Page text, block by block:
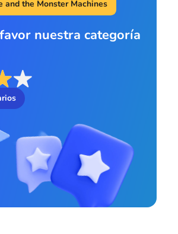
and the Monster Machines
nuestra categoría